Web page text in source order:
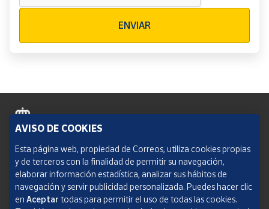
ENVIAR
Política de cookies
Aviso legal
Condiciones del servicio
AVISO DE COOKIES
Esta página web, propiedad de Correos, utiliza cookies propias
y de terceros con la finalidad de permitir su navegación,
elaborar información estadística, analizar sus hábitos de
navegación y servir publicidad personalizada. Puedes hacer clic
en Aceptar todas para permitir el uso de todas las cookies.